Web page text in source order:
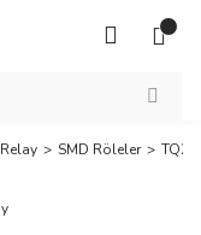
Relay SMD Röleler